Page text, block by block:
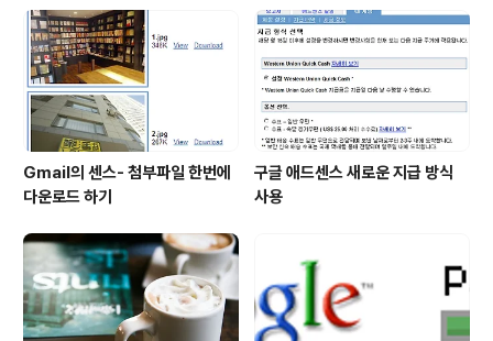
Gmail의 센스- 첨부파일 한번에
다운로드 하기
구글 애드센스 새로운 지급 방식
사용